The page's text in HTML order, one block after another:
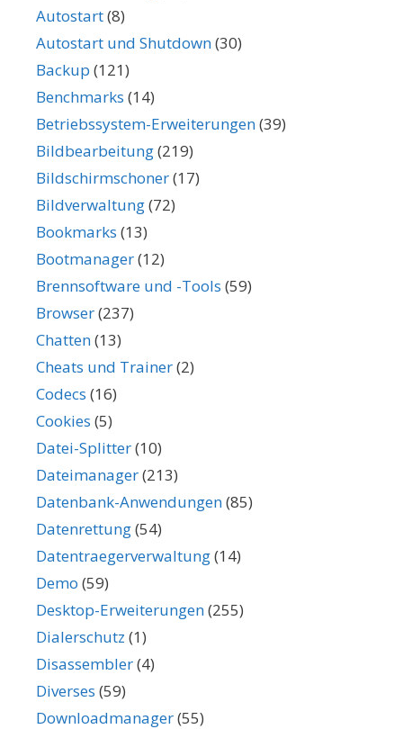
Autostart(8)
Autostart und Shutdown(30)
Backup (121)
Benchmarks (14)
Betriebssystem-Erweiterungen(39)
Bildbearbeitung(219)
Bildschirmschoner(17)
Bildverwaltung(72)
Bookmarks (13)
Bootmanager(12)
Brennsoftware und -Tools (59)
Browser(237)
Chatten(13)
Cheats und Trainer(2)
Codecs (16)
Cookies (5)
Datei-Splitter(10)
Dateimanager(213)
Datenbank-Anwendungen(85)
Datenrettung(54)
Datentraegerverwaltung(14)
Demo (59)
Desktop-Erweiterungen(255)
Dialerschutz (1)
Disassembler(4)
Diverses (59)
Downloadmanager(55)